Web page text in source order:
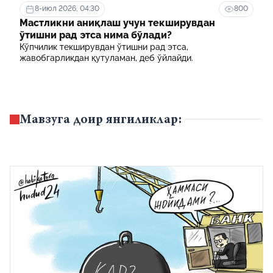
8-июл 2026, 04:30 800
Мастликни аниқлаш учун текширувдан
ўтишни рад этса нима бўлади?
Кўпчилик текширувдан ўтишни рад этса,
жавобгарликдан қутуламан, деб ўйлайди.
Мавзуга доир янгиликлар: